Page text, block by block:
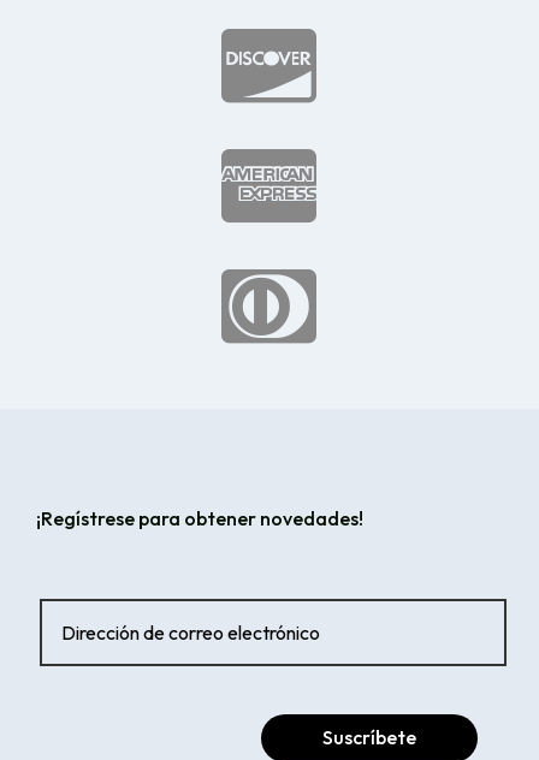



¡Regístrese para obtener novedades!
Suscríbete